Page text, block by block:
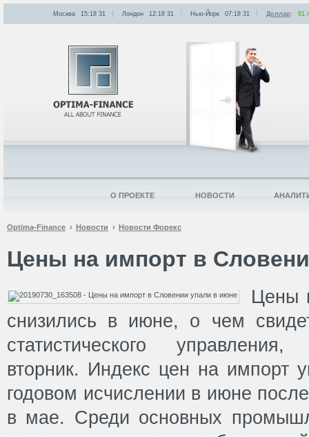
Optima-Finance Новости Новости Форекс
Цены на импорт в
Цены
снизились в июне, о чем
статистического
вторник. Индекс цен на импорт
годовом исчислении в июне
в мае. Среди основных
Москва 15:18 31 Лондон 12:18 31 Нью-Йорк 07:18 31 Доллар:
О ПРОЕКТЕ НОВОСТИ